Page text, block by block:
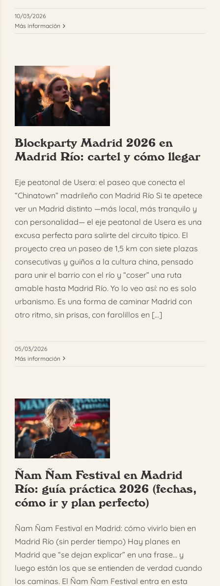
10/03/2026
Más información
Blockparty Madrid 2026 en
Madrid Río: cartel y cómo llegar
Eje peatonal de Usera: el paseo que conecta el
“Chinatown” madrileño con Madrid Río Si te apetece
ver un Madrid distinto —más local, más tranquilo y
con personalidad— el eje peatonal de Usera es una
excusa perfecta para salirte del circuito típico. El
proyecto crea un paseo de 1,5 km con siete plazas
consecutivas y guiños a la cultura china, pensado
para unir el barrio con el río y “coser” una ruta
amable hasta Madrid Río. Yo lo veo así: no es solo
urbanismo. Es una forma de caminar Madrid con
otro ritmo, sin prisas, con farolillos en [...]
05/03/2026
Más información
Ñam Ñam Festival en Madrid
Río: guía práctica 2026 (fechas,
cómo ir y plan perfecto)
Ñam Ñam Festival en Madrid: cómo vivirlo bien en
Madrid Río (sin perder tiempo) Hay planes en
Madrid que “se dejan explicar” en una frase… y
luego están los que se entienden de verdad cuando
los caminas. El Ñam Ñam Festival entra en esta